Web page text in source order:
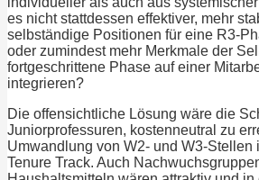
es nicht stattdessen effektiver, mehr
selbständige Positionen für eine R3-
oder zumindest mehr Merkmale der
fortgeschrittene Phase auf einer
integrieren?
Die offensichtliche Lösung wäre die
Juniorprofessuren, kostenneutral zu
Umwandlung von W2- und W3-Stellen
Tenure Track. Auch